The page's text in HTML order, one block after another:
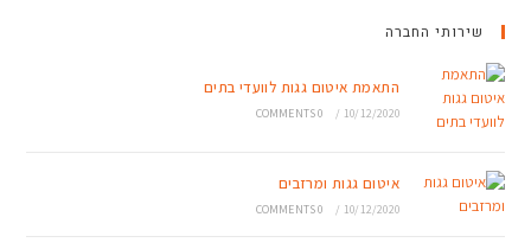
שירותי החברה
התאמת איטום גגות לוועדי בתים
10/12/2020
/
0 COMMENTS
איטום גגות ומרזבים
10/12/2020
/
0 COMMENTS